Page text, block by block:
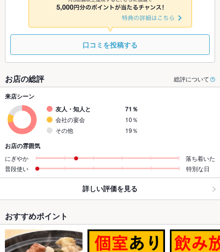
口コミを投稿する
お店の総評 総評について
来店シーン
友人・知人と
71％
会社の宴会
10％
その他
19％
お店の雰囲気
にぎやか
落ち着いた
普段使い
特別な日
詳しい評価を見る
おすすめポイント